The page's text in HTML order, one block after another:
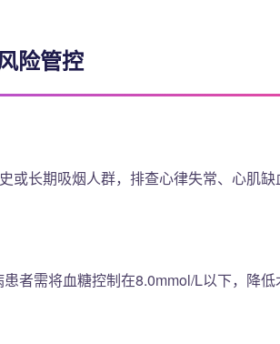
险管控
或长期吸烟人群，排查心律失常、心肌缺
者需将血糖控制在8.0mmol/L以下，降